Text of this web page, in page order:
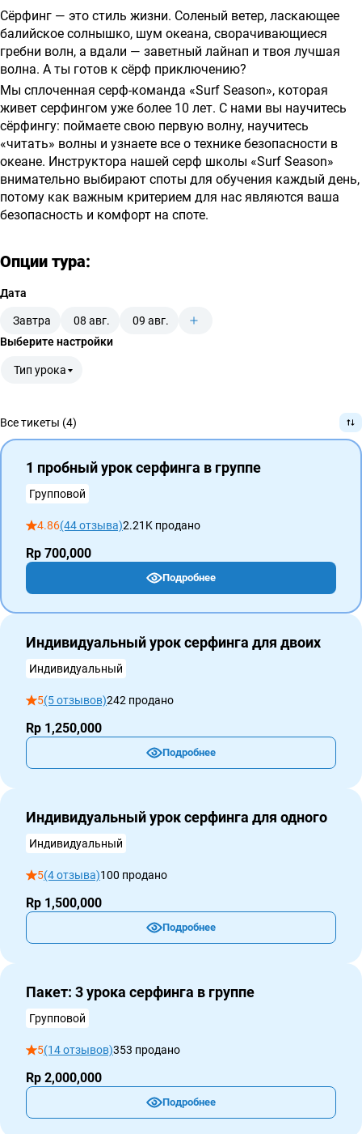
о
предоставлении
услуг
Сёрфинг — это стиль жизни. Соленый ветер, ласкающее
балийское солнышко, шум океана, сворачивающиеся
гребни волн, а вдали — заветный лайнап и твоя лучшая
волна. А ты готов к сёрф приключению?
Мы сплоченная серф-команда «Surf Season», которая
живет серфингом уже более 10 лет. С нами вы научитесь
сёрфингу: поймаете свою первую волну, научитесь
«читать» волны и узнаете все о технике безопасности в
океане. Инструктора нашей серф школы «Surf Season»
внимательно выбирают споты для обучения каждый день,
потому как важным критерием для нас являются ваша
безопасность и комфорт на споте.
Опции тура:
Дата
Завтра 08 авг.
09 авг.
Выберите настройки
Тип урока
Все тикеты (4)
1 пробный урок серфинга в группе
Групповой
4.86(44 отзыва)2.21K продано
Rp 700,000
Подробнее
Индивидуальный урок серфинга для двоих
Индивидуальный
5(5 отзывов)242 продано
Rp 1,250,000
Подробнее
Индивидуальный урок серфинга для одного
Индивидуальный
5(4 отзыва)100 продано
Rp 1,500,000
Подробнее
Пакет: 3 урока серфинга в группе
Групповой
5(14 отзывов)353 продано
Rp 2,000,000
Подробнее